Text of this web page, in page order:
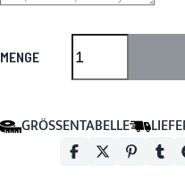
MENGE
GRÖSSENTABELLE